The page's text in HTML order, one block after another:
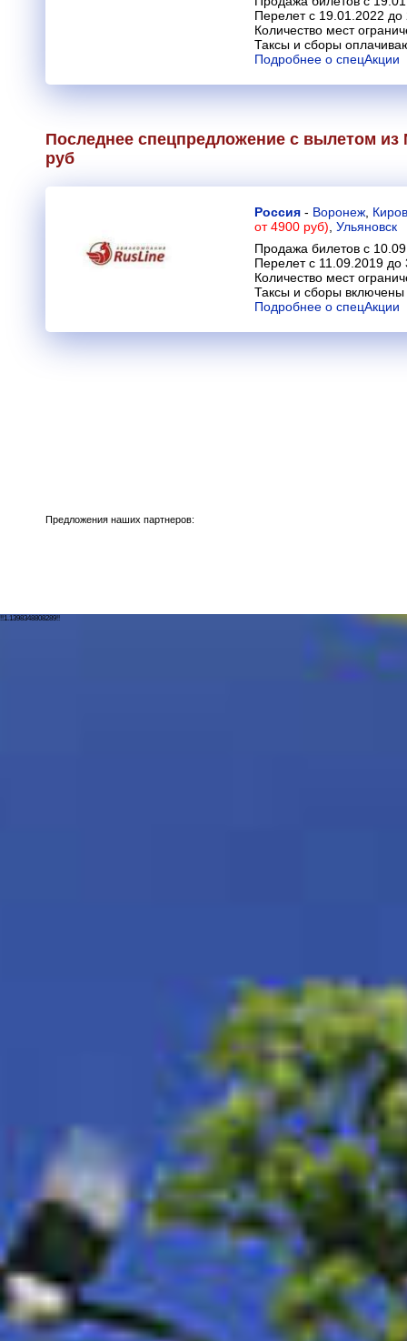
Перелет с 19.01.2022 до
Количество мест
Таксы и сборы
Подробнее о спецАкции
Последнее спецпредложение с вылетом
руб
Россия - Воронеж Киров
от 4900 руб) Ульяновск
Продажа билетов с
Перелет с 11.09.2019 до
Количество мест
Таксы и сборы включены
Подробнее о спецАкции
Предложения наших партнеров:
!!1.1398348808289!!